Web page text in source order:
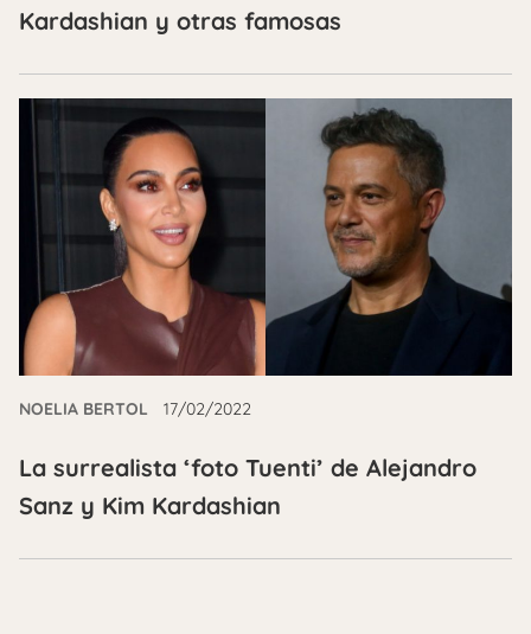
Kardashian y otras famosas
NOELIA BERTOL 17/02/2022
La surrealista ‘foto Tuenti’ de Alejandro
Sanz y Kim Kardashian